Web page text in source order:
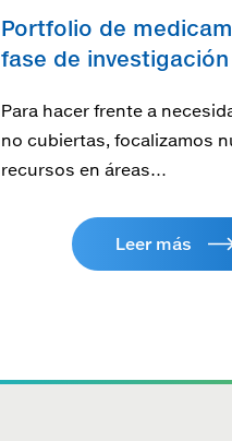
Portfolio de
fase de investigación
Para hacer frente a
no cubiertas, focalizamos
recursos en áreas…
Leer más